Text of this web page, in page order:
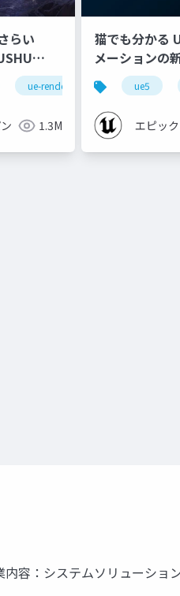
らい
ue-rendering
1.3M
猫でも分かる
メーションの
【
ue5
エピッ
容：システムソリューショ